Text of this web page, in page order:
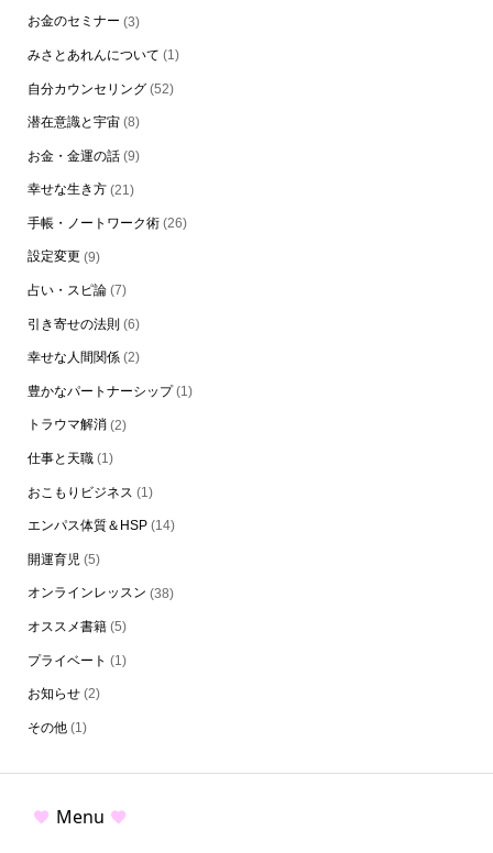
お金のセミナー (3)
みさとあれんについて (1)
自分カウンセリング(52)
潜在意識と宇宙(8)
お金・金運の話(9)
幸せな生き方(21)
手帳・ノートワーク術(26)
設定変更(9)
占い・スピ論(7)
引き寄せの法則 (6)
幸せな人間関係(2)
豊かなパートナーシップ(1)
トラウマ解消(2)
仕事と天職(1)
おこもりビジネス (1)
エンパス体質＆HSP(14)
開運育児(5)
オンラインレッスン (38)
オススメ書籍(5)
プライベート (1)
お知らせ(2)
その他(1)
Menu